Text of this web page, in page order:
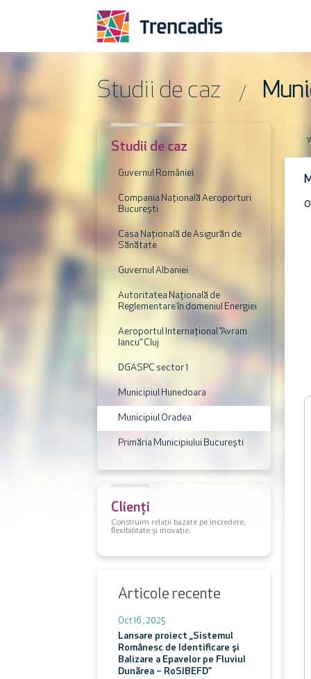
Studii de caz
Studii de caz
Guvernul României
Compania Națională Aeroporturi
București
Casa Națională de Asigurări de
Sănătate
Guvernul Albaniei
Autoritatea Națională de
Reglementare în domeniul Energiei
Aeroportul Internaţional ”Avram
Iancu” Cluj
DGASPC sector 1
Municipiul Hunedoara
Municipiul Oradea
Primăria Municipiului București
Clienți
Construim relații bazate pe încredere,
flexibilitate și inovație.
Articole recente
Oct 16 , 2025
Lansare proiect „Sistemul
Românesc de Identificare și
Balizare a Epavelor pe Fluviul
Dunărea – RoSIBEFD”